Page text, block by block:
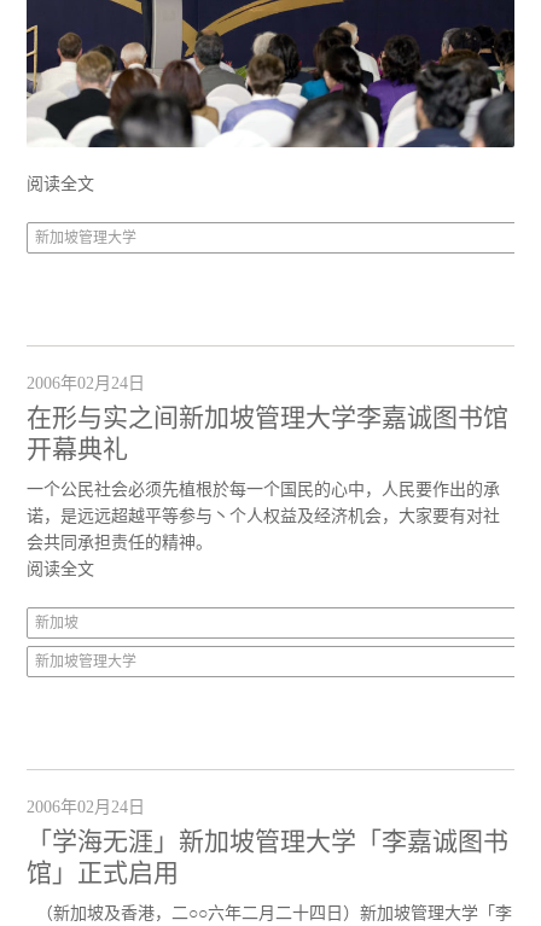
阅读全文
新加坡管理大学
2006年02月24日
在形与实之间新加坡管理大学李嘉诚图书馆
开幕典礼
一个公民社会必须先植根於每一个国民的心中，人民要作出的承
诺，是远远超越平等参与丶个人权益及经济机会，大家要有对社
会共同承担责任的精神。
阅读全文
新加坡
新加坡管理大学
2006年02月24日
「学海无涯」新加坡管理大学「李嘉诚图书
馆」正式启用
（新加坡及香港，二○○六年二月二十四日）新加坡管理大学「李